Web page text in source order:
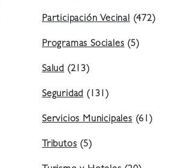
Participación Vecinal(472)
Programas Sociales(5)
Salud (213)
Seguridad(131)
Servicios Municipales(61)
Tributos(5)